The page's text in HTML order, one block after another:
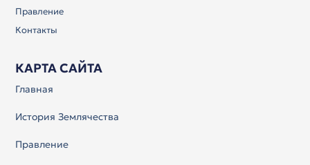
Правление
Контакты
КАРТА САЙТА
Главная
История Землячества
Правление